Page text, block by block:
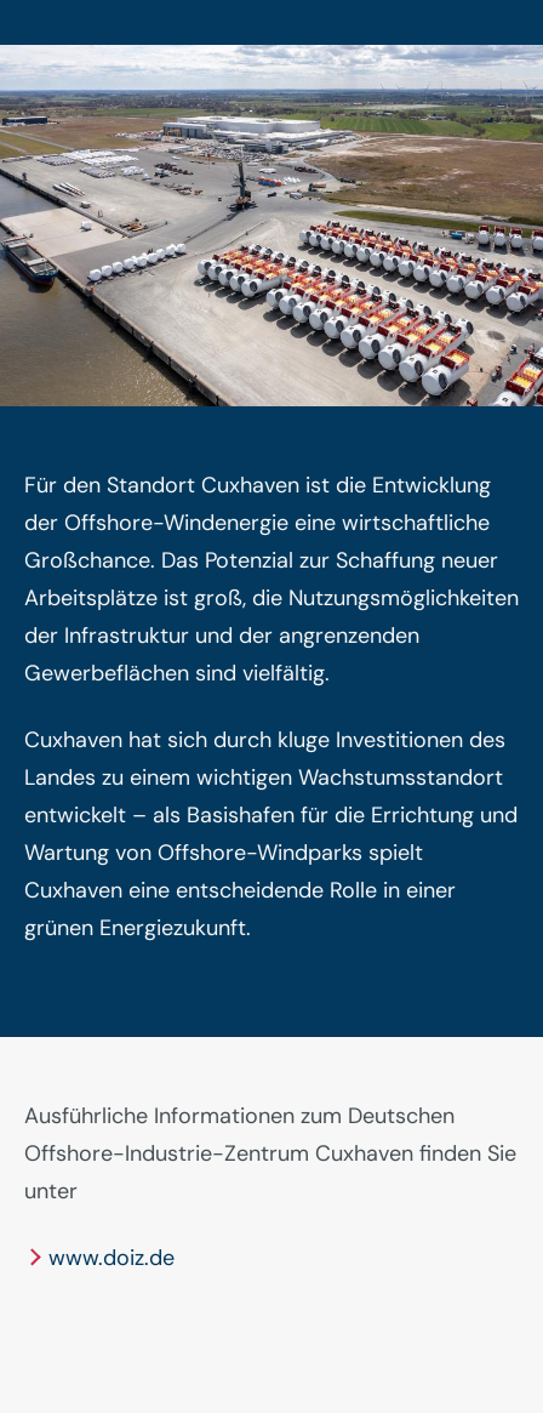
Für den Standort Cuxhaven ist die Entwicklung
der Offshore-Windenergie eine wirtschaftliche
Großchance. Das Potenzial zur Schaffung neuer
Arbeitsplätze ist groß, die Nutzungsmöglichkeiten
der Infrastruktur und der angrenzenden
Gewerbeflächen sind vielfältig.
Cuxhaven hat sich durch kluge Investitionen des
Landes zu einem wichtigen Wachstumsstandort
entwickelt – als Basishafen für die Errichtung und
Wartung von Offshore-Windparks spielt
Cuxhaven eine entscheidende Rolle in einer
grünen Energiezukunft.
Ausführliche Informationen zum Deutschen
Offshore-Industrie-Zentrum Cuxhaven finden Sie
unter
www.doiz.de